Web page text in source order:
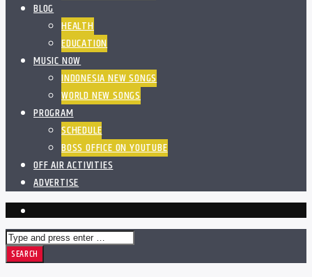
BLOG
HEALTH
EDUCATION
MUSIC NOW
INDONESIA NEW SONGS
WORLD NEW SONGS
PROGRAM
SCHEDULE
BOSS OFFICE ON YOUTUBE
OFF AIR ACTIVITIES
ADVERTISE